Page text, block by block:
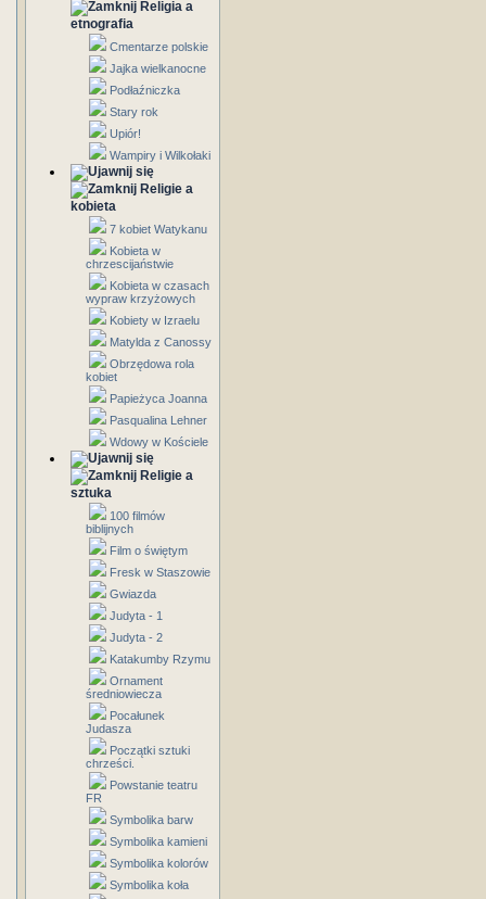
Religia a
etnografia
Cmentarze polskie
Jajka wielkanocne
Podłaźniczka
Stary rok
Upiór!
Wampiry i Wilkołaki
Religie a
kobieta
7 kobiet Watykanu
Kobieta w
chrzescijaństwie
Kobieta w czasach
wypraw krzyżowych
Kobiety w Izraelu
Matylda z Canossy
Obrzędowa rola
kobiet
Papieżyca Joanna
Pasqualina Lehner
Wdowy w Kościele
Religie a
sztuka
100 filmów
biblijnych
Film o świętym
Fresk w Staszowie
Gwiazda
Judyta - 1
Judyta - 2
Katakumby Rzymu
Ornament
średniowiecza
Pocałunek
Judasza
Początki sztuki
chrześci.
Powstanie teatru
FR
Symbolika barw
Symbolika kamieni
Symbolika kolorów
Symbolika koła